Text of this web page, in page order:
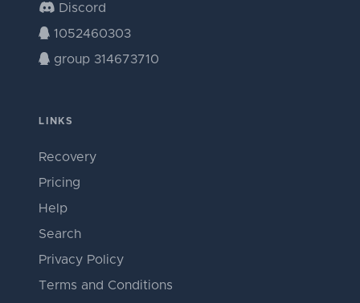
Discord
1052460303
group 314673710
LINKS
Recovery
Pricing
Help
Search
Privacy Policy
Terms and Conditions